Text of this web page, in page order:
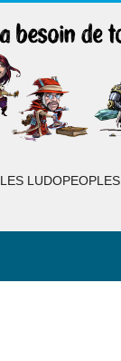
LES LUDOPEOPLES